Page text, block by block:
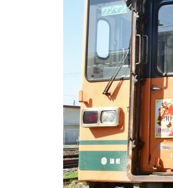
まつり・イベント
おみやげ・特産
道の駅・産直
アウトドア・レジャー
ご当地グルメ